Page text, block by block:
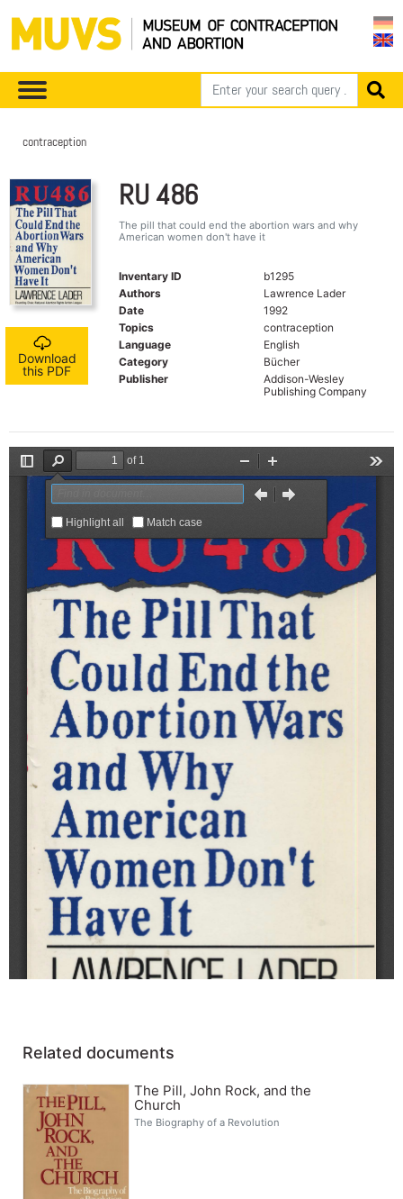
contraception
Download
this PDF
RU 486
The pill that could end the abortion wars and why
American women don't have it
Inventary ID
b1295
Authors
Lawrence Lader
Date
1992
Topics
contraception
Language
English
Category
Bücher
Publisher
Addison-Wesley
Publishing Company
Related documents
The Pill, John Rock, and the
Church
The Biography of a Revolution